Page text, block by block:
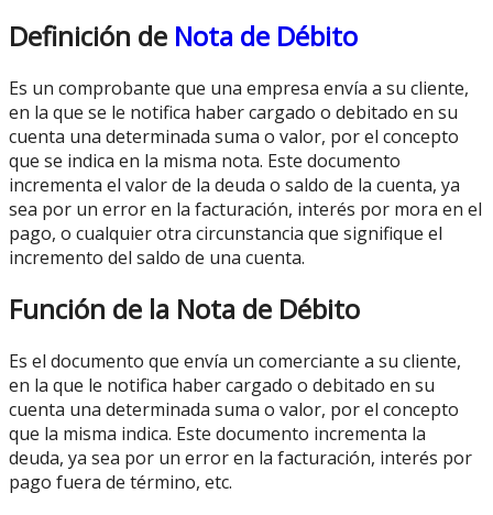
Definición de Nota de Débito
Es un comprobante que una empresa envía a su cliente,
en la que se le notifica haber cargado o debitado en su
cuenta una determinada suma o valor, por el concepto
que se indica en la misma nota. Este documento
incrementa el valor de la deuda o saldo de la cuenta, ya
sea por un error en la facturación, interés por mora en el
pago, o cualquier otra circunstancia que signifique el
incremento del saldo de una cuenta.
Función de la Nota de Débito
Es el documento que envía un comerciante a su cliente,
en la que le notifica haber cargado o debitado en su
cuenta una determinada suma o valor, por el concepto
que la misma indica. Este documento incrementa la
deuda, ya sea por un error en la facturación, interés por
pago fuera de término, etc.